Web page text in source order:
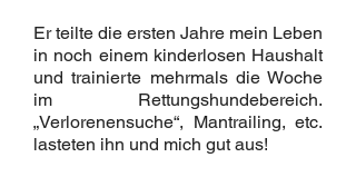
Er teilte die ersten Jahre mein Leben
in noch einem kinderlosen Haushalt
und trainierte mehrmals die Woche
im Rettungshundebereich.
„Verlorenensuche“, Mantrailing, etc.
lasteten ihn und mich gut aus!